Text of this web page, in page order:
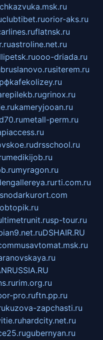
clubtibet.ruorior-aks.ru
flatnsk.ru
astroline.net.ru
ooo-driada.ru
bruslanovo.rusiterem.ru
kafekolizey.ru
grinox.ru
kameryjooan.ru
metall-perm.ru
drsschool.ru
medikijob.ru
myragon.ru
rti.com.ru
sp-tour.ru
DSHAIR.RU
musavtomat.msk.ru
rim.org.ru
pro.ruftn.pp.ru
kuzova-zapchasti.ru
hardcity.net.ru
gubernyan.ru